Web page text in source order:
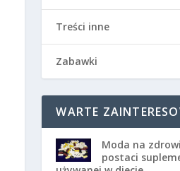
Treści inne
Zabawki
WARTE
Moda na
postaci